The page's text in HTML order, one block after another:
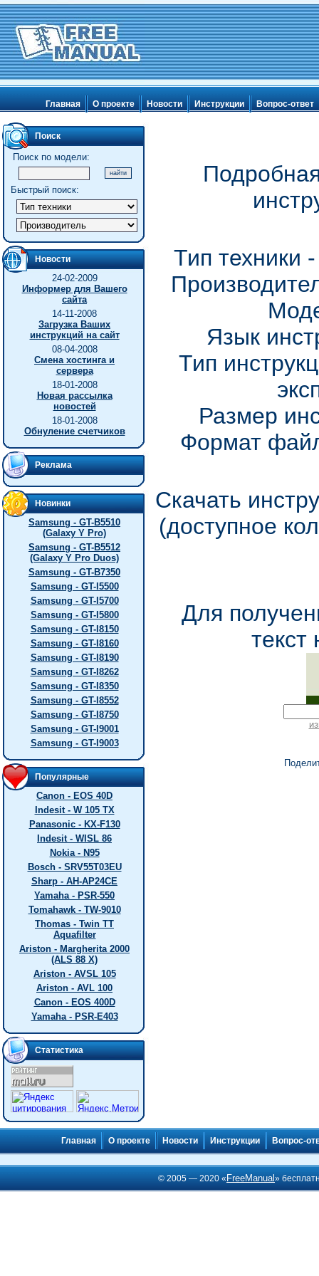
Главная О проекте Новости Инструкции Вопрос-ответ
Поиск
Поиск по модели:
Быстрый поиск:
Новости
24-02-2009
Информер для Вашего
сайта
14-11-2008
Загрузка Ваших
инструкций на сайт
08-04-2008
Смена хостинга и
сервера
18-01-2008
Новая рассылка
новостей
18-01-2008
Обнуление счетчиков
Реклама
Новинки
Samsung - GT-B5510
(Galaxy Y Pro)
Samsung - GT-B5512
(Galaxy Y Pro Duos)
Samsung - GT-B7350
Samsung - GT-I5500
Samsung - GT-I5700
Samsung - GT-I5800
Samsung - GT-I8150
Samsung - GT-I8160
Samsung - GT-I8190
Samsung - GT-I8262
Samsung - GT-I8350
Samsung - GT-I8552
Samsung - GT-I8750
Samsung - GT-I9001
Samsung - GT-I9003
Популярные
Canon - EOS 40D
Indesit - W 105 TX
Panasonic - KX-F130
Indesit - WISL 86
Nokia - N95
Bosch - SRV55T03EU
Sharp - AH-AP24CE
Yamaha - PSR-550
Tomahawk - TW-9010
Thomas - Twin TT
Aquafilter
Ariston - Margherita 2000
(ALS 88 X)
Ariston - AVSL 105
Ariston - AVL 100
Canon - EOS 400D
Yamaha - PSR-E403
Статистика
Тип
Язык
Тип
Размер
Формат
Скачать
(доступное
Для
текст
Главная О проекте Новости Инструкции Вопрос-
© 2005 — 2020 « FreeManual»